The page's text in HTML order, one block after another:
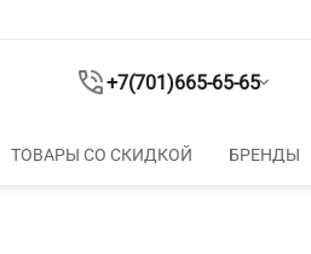
+7(701)665-65-65
ТОВАРЫ СО СКИДКОЙ БРЕНДЫ